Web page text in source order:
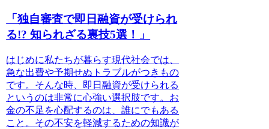
「独自審査で即日融資が受けられ
る!? 知られざる裏技5選！」
はじめに私たちが暮らす現代社会では、
急な出費や予期せぬトラブルがつきもの
です。そんな時、即日融資が受けられる
というのは非常に心強い選択肢です。お
金の不足を心配するのは、誰にでもある
こと。その不安を軽減するための知識が